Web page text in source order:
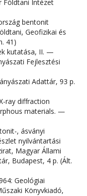
Földtani Intézet
bentonit
Geofizikai és
41)
kutatása, II. —
Fejlesztési
Adattár, 93 p.
ray diffraction
materials. —
, ásványi
nyilvántartási
Magyar Állami
Budapest, 4 p. (Ált.
Geológiai
Könyvkiadó,